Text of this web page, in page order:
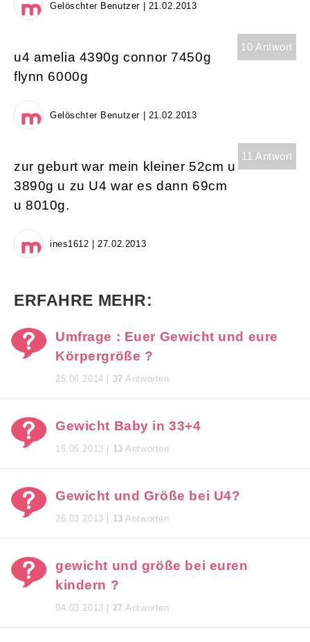
Gelöschter Benutzer | 21.02.2013
10 Antwort
u4 amelia 4390g connor 7450g
flynn 6000g
Gelöschter Benutzer | 21.02.2013
11 Antwort
zur geburt war mein kleiner 52cm u
3890g u zu U4 war es dann 69cm
u 8010g.
ines1612 | 27.02.2013
ERFAHRE MEHR:
Umfrage : Euer Gewicht und eure
Körpergröße ?
25.06.2014 | 37 Antworten
Gewicht Baby in 33+4
15.05.2013 | 13 Antworten
Gewicht und Größe bei U4?
26.03.2013 | 13 Antworten
gewicht und größe bei euren
kindern ?
04.03.2013 | 27 Antworten